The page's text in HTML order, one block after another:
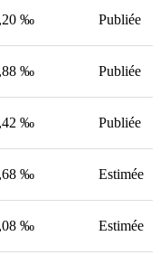
‰ Publiée
‰ Publiée
‰ Publiée
‰ Estimée
‰ Estimée